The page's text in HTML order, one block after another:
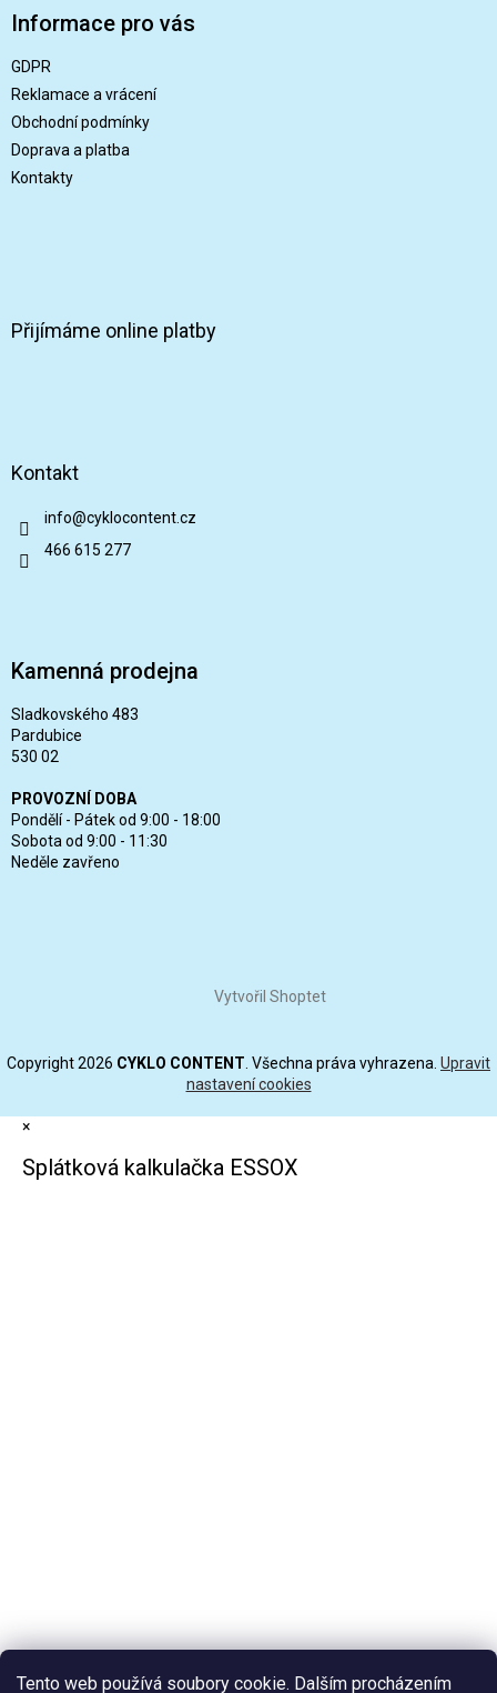
Tento web používá soubory cookie. Dalším procházením
Informace pro vás
GDPR
Reklamace a vrácení
Obchodní podmínky
Doprava a platba
Kontakty
Přijímáme online platby
Kontakt
info@cyklocontent.cz
466 615 277
Kamenná prodejna
Sladkovského 483
Pardubice
530 02
PROVOZNÍ DOBA
Pondělí - Pátek od 9:00 - 18:00
Sobota od 9:00 - 11:30
Neděle zavřeno
Vytvořil Shoptet
Copyright 2026 CYKLO CONTENT . Všechna práva vyhrazena. Upravit
nastavení cookies
×
Splátková kalkulačka ESSOX